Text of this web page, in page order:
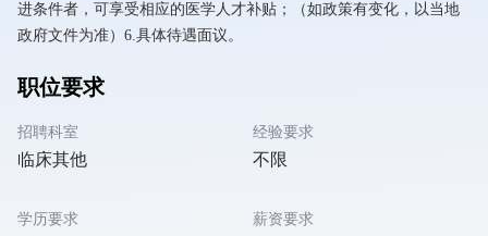
进条件者，可享受相应的医学人才补贴；（如政策有变化，以当地
政府文件为准）6.具体待遇面议。
职位要求
招聘科室
临床其他
经验要求
不限
学历要求 薪资要求